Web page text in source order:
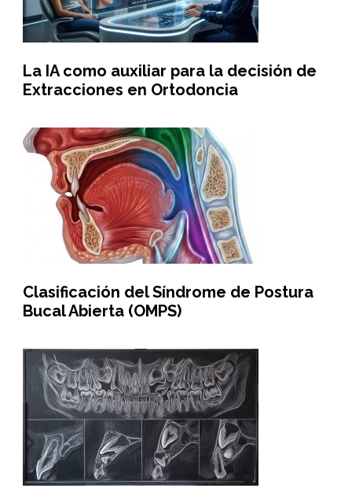
La IA como auxiliar para la decisión de
Extracciones en Ortodoncia
Clasificación del Síndrome de Postura
Bucal Abierta (OMPS)